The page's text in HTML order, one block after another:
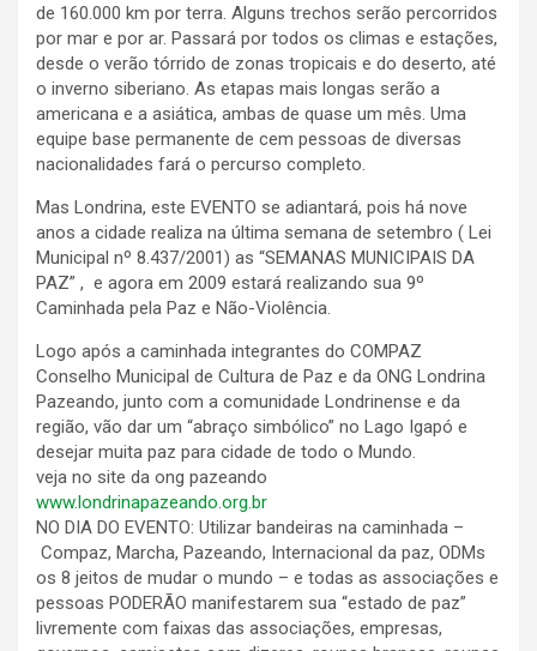
de 160.000 km por terra. Alguns trechos serão percorridos
por mar e por ar. Passará por todos os climas e estações,
desde o verão tórrido de zonas tropicais e do deserto, até
o inverno siberiano. As etapas mais longas serão a
americana e a asiática, ambas de quase um mês. Uma
equipe base permanente de cem pessoas de diversas
nacionalidades fará o percurso completo.
Mas Londrina, este EVENTO se adiantará, pois há nove
anos a cidade realiza na última semana de setembro ( Lei
Municipal nº 8.437/2001) as “SEMANAS MUNICIPAIS DA
PAZ” , e agora em 2009 estará realizando sua 9º
Caminhada pela Paz e Não-Violência.
Logo após a caminhada integrantes do COMPAZ
Conselho Municipal de Cultura de Paz e da ONG Londrina
Pazeando, junto com a comunidade Londrinense e da
região, vão dar um “abraço simbólico” no Lago Igapó e
desejar muita paz para cidade de todo o Mundo.
veja no site da ong pazeando
www.londrinapazeando.org.br
NO DIA DO EVENTO: Utilizar bandeiras na caminhada –
Compaz, Marcha, Pazeando, Internacional da paz, ODMs
os 8 jeitos de mudar o mundo – e todas as associações e
pessoas PODERÃO manifestarem sua “estado de paz”
livremente com faixas das associações, empresas,